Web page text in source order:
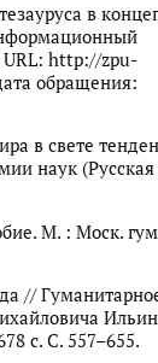
в
http://zpu-
обращения:
в свете
наук (Русская
М. : Моск.
//
с. С. 557–655.